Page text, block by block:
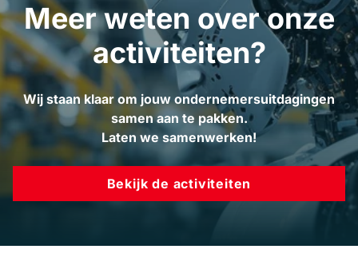
Meer weten over onze
activiteiten?
Wij staan klaar om jouw ondernemersuitdagingen
samen aan te pakken.
Laten we samenwerken!
Bekijk de activiteiten